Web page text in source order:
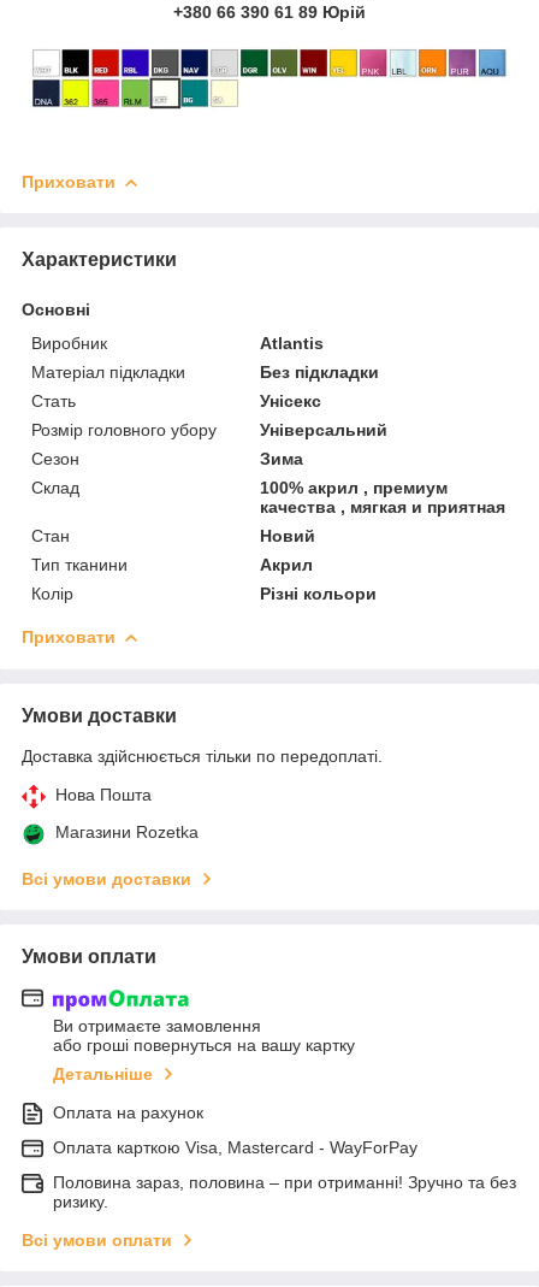
+380 66 390 61 89 Юрій
Приховати
Характеристики
Основні
Виробник
Atlantis
Матеріал підкладки
Без підкладки
Стать
Унісекс
Розмір головного убору
Універсальний
Сезон
Зима
Склад
100% акрил , премиум
качества , мягкая и приятная
Стан
Новий
Тип тканини
Акрил
Колір
Різні кольори
Приховати
Умови доставки
Доставка здійснюється тільки по передоплаті.
Нова Пошта
Магазини Rozetka
Всі умови доставки
Умови оплати
Ви отримаєте замовлення
або гроші повернуться на вашу картку
Детальніше
Оплата на рахунок
Оплата карткою Visa, Mastercard - WayForPay
Половина зараз, половина – при отриманні! Зручно та без
ризику.
Всі умови оплати